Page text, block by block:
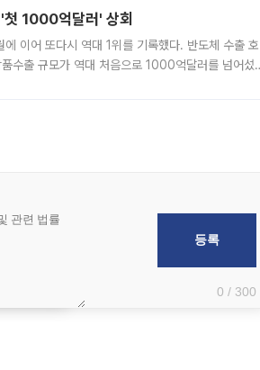
1000억달러' 상회
이어 또다시 역대 1위를 기록했다. 반도체 수출 호
수출 규모가 역대 처음으로 1000억달러를 넘어섰
0 / 300